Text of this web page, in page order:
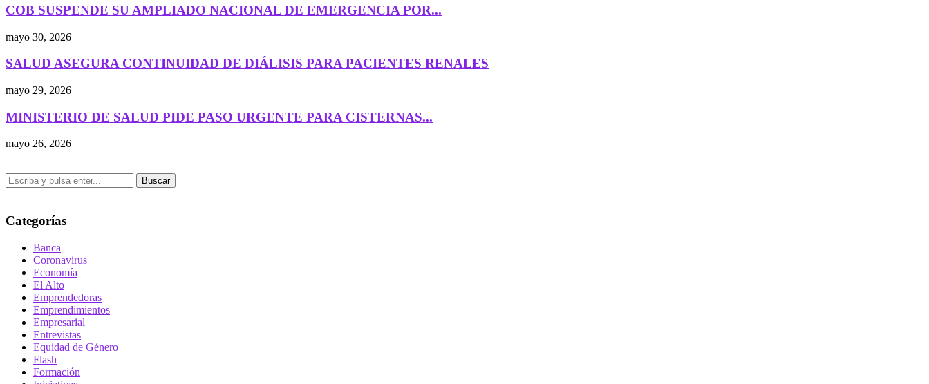
COB SUSPENDE SU AMPLIADO NACIONAL DE EMERGENCIA POR...
mayo 30, 2026
SALUD ASEGURA CONTINUIDAD DE DIÁLISIS PARA PACIENTES RENALES
mayo 29, 2026
MINISTERIO DE SALUD PIDE PASO URGENTE PARA CISTERNAS...
mayo 26, 2026
Buscar
Categorías
Banca
Coronavirus
Economía
El Alto
Emprendedoras
Emprendimientos
Empresarial
Entrevistas
Equidad de Género
Flash
Formación